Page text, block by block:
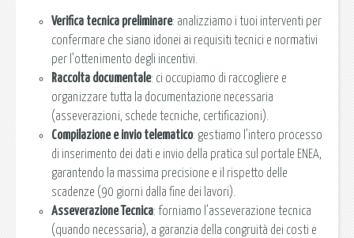
Verifica tecnica preliminare: analizziamo i tuoi interventi per
confermare che siano idonei ai requisiti tecnici e normativi
per l’ottenimento degli incentivi.
Raccolta documentale: ci occupiamo di raccogliere e
organizzare tutta la documentazione necessaria
(asseverazioni, schede tecniche, certificazioni).
Compilazione e invio telematico: gestiamo l’intero processo
di inserimento dei dati e invio della pratica sul portale ENEA,
garantendo la massima precisione e il rispetto delle
scadenze (90 giorni dalla fine dei lavori).
Asseverazione Tecnica: forniamo l’asseverazione tecnica
(quando necessaria), a garanzia della congruità dei costi e